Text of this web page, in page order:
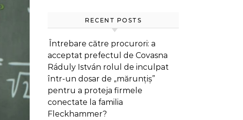
RECENT POSTS
Întrebare către procurori: a
acceptat prefectul de Covasna
Ráduly István rolul de inculpat
într-un dosar de „mărunțiș”
pentru a proteja firmele
conectate la familia
Fleckhammer?